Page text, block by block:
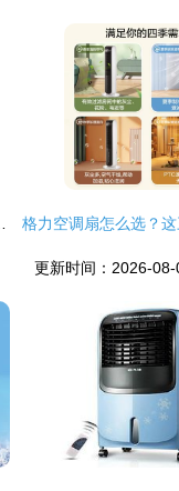
更新时间：2026-